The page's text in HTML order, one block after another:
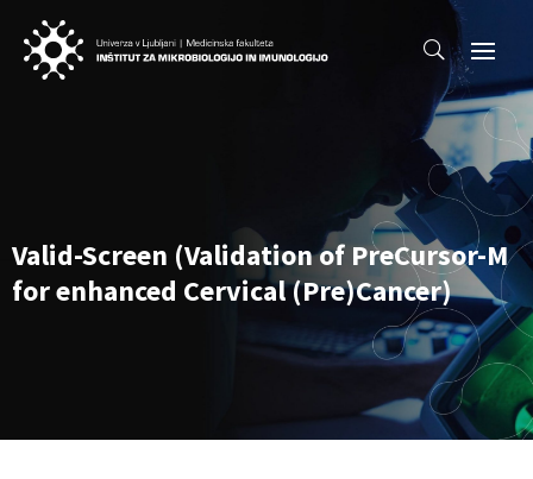
Valid-Screen (Validation of PreCursor-M
for enhanced Cervical (Pre)Cancer)